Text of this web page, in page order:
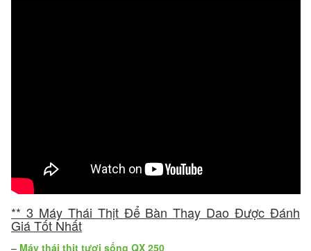
** 3 Máy Thái Thịt Để Bàn Thay Dao Được Đánh
Giá Tốt Nhất
– Máy thái thịt tươi sống QX 250